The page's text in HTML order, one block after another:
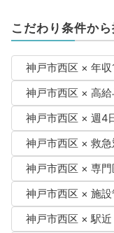
こだわり条件か
神戸市西区 × 年
神戸市西区 × 高給
神戸市西区 × 週4
神戸市西区 × 救急
神戸市西区 × 専門
神戸市西区 × 施
神戸市西区 × 駅